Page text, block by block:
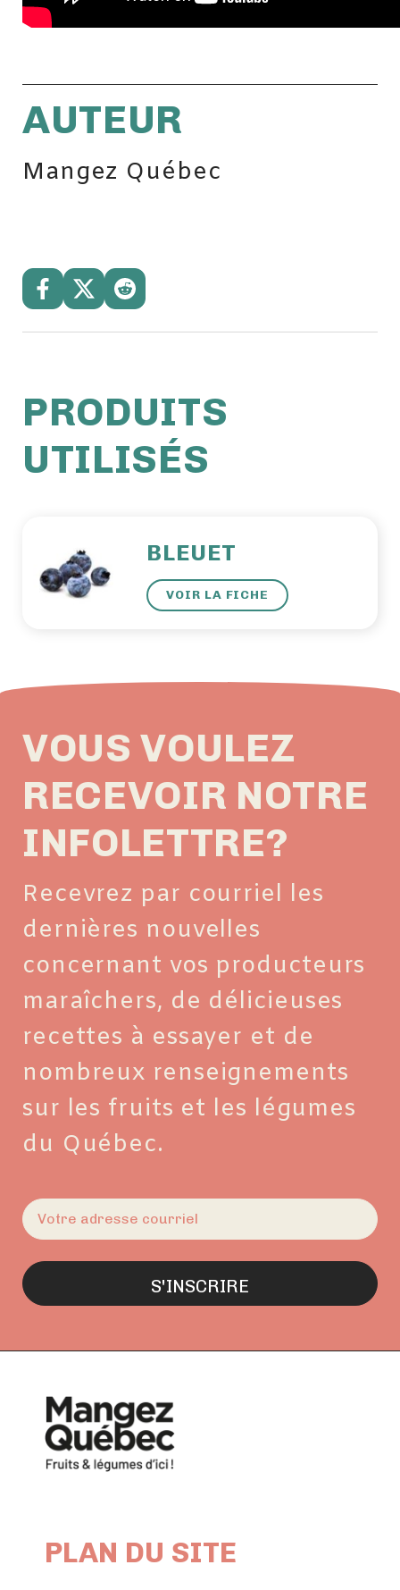
AUTEUR
Mangez Québec
PRODUITS
UTILISÉS
BLEUET
VOIR LA FICHE
VOUS VOULEZ
RECEVOIR NOTRE
INFOLETTRE?
Recevrez par courriel les
dernières nouvelles
concernant vos producteurs
maraîchers, de délicieuses
recettes à essayer et de
nombreux renseignements
sur les fruits et les légumes
du Québec.
E-
mail(Nécessaire)
PLAN DU SITE